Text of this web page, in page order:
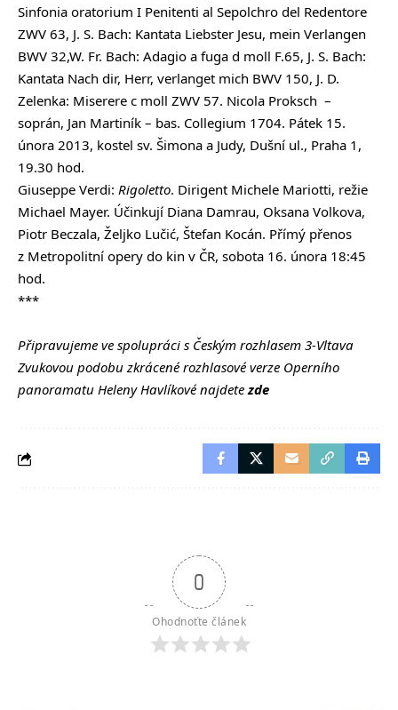
Sinfonia oratorium I Penitenti al Sepolchro del Redentore
ZWV 63, J. S. Bach: Kantata Liebster Jesu, mein Verlangen
BWV 32,W. Fr. Bach: Adagio a fuga d moll F.65, J. S. Bach:
Kantata Nach dir, Herr, verlanget mich BWV 150, J. D.
Zelenka: Miserere c moll ZWV 57. Nicola Proksch –
soprán, Jan Martiník – bas. Collegium 1704. Pátek 15.
února 2013, kostel sv. Šimona a Judy, Dušní ul., Praha 1,
19.30 hod.
Giuseppe Verdi: Rigoletto. Dirigent Michele Mariotti, režie
Michael Mayer. Účinkují Diana Damrau, Oksana Volkova,
Piotr Beczala, Željko Lučić, Štefan Kocán. Přímý přenos
z Metropolitní opery do kin v ČR, sobota 16. února 18:45
hod.
***
Připravujeme ve spolupráci s Českým rozhlasem 3-Vltava
Zvukovou podobu zkrácené rozhlasové verze Operního
panoramatu Heleny Havlíkové najdete zde
0
Ohodnoťte článek